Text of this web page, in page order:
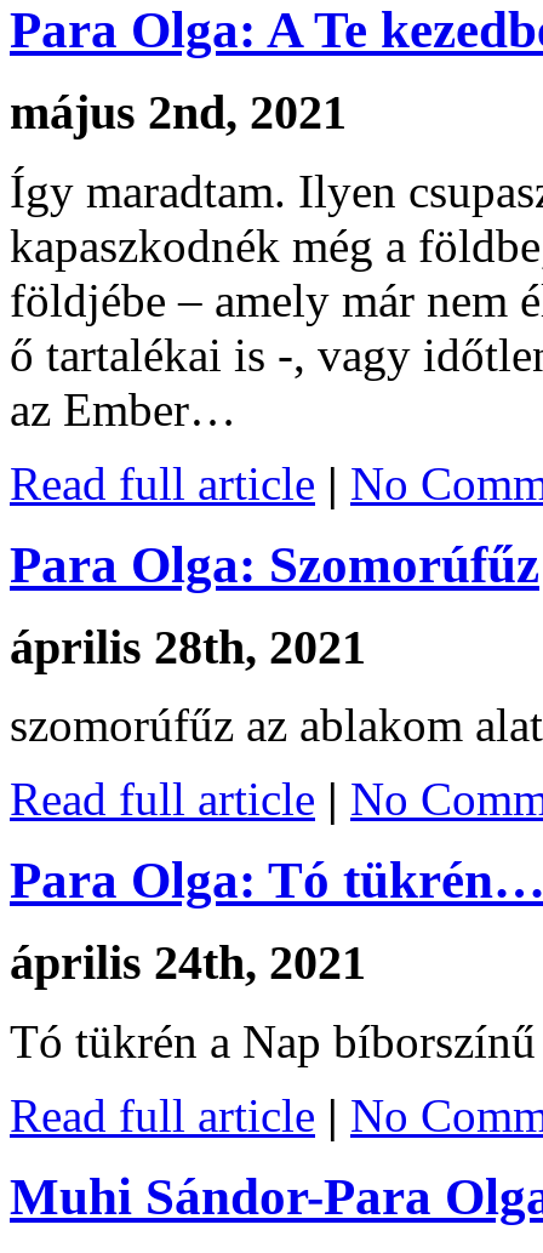
Para Olga: A Te
május 2nd, 2021
Így maradtam. Ilyen
kapaszkodnék még a
földjébe – amely már nem
ő tartalékai is -, vagy
az Ember…
Read full article | No
Para Olga: Szomorúfűz
április 28th, 2021
szomorúfűz az ablakom
Read full article | No
Para Olga: Tó
április 24th, 2021
Tó tükrén a Nap
Read full article | No
Muhi Sándor-Para